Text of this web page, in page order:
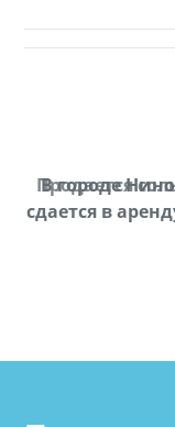
Продается
В городе
cдается в